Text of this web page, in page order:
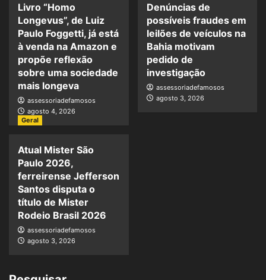
Livro “Homo
Longevus”, de Luiz
Paulo Foggetti, já está
à venda na Amazon e
propõe reflexão
sobre uma sociedade
mais longeva
assessoriadefamosos
agosto 4, 2026
Denúncias de
possíveis fraudes em
leilões de veículos na
Bahia motivam
pedido de
investigação
assessoriadefamosos
agosto 3, 2026
Geral
Atual Mister São
Paulo 2026,
ferreirense Jefferson
Santos disputa o
título de Mister
Rodeio Brasil 2026
assessoriadefamosos
agosto 3, 2026